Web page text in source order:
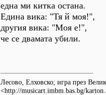
една ми китка остана.
Едина вика: "Тя й моя!",
другия вика: "Моя е!",
че се двамата убили.
Лесово, Елховско; игра през
<http://musicart.imbm.bas.bg/